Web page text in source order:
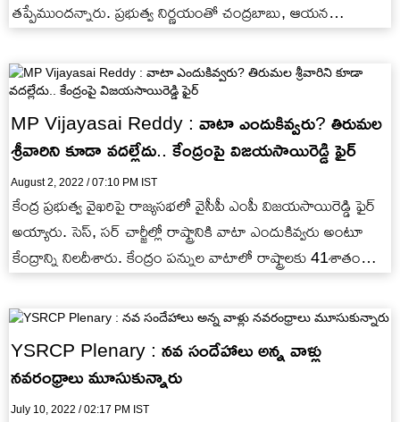
తప్పేముందన్నారు. ప్రభుత్వ నిర్ణయంతో చంద్రబాబు, ఆయన
MP Vijayasai Reddy : వాటా ఎందుకివ్వరు? తిరుమల
శ్రీవారిని కూడా వదల్లేదు.. కేంద్రంపై విజయసాయిరెడ్డి ఫైర్
August 2, 2022 / 07:10 PM IST
కేంద్ర ప్రభుత్వ వైఖరిపై రాజ్యసభలో వైసీపీ ఎంపీ విజయసాయిరెడ్డి ఫైర్
అయ్యారు. సెస్, సర్ చార్జీల్లో రాష్ట్రానికి వాటా ఎందుకివ్వరు అంటూ
కేంద్రాన్ని నిలదీశారు. కేంద్రం పన్నుల వాటాలో రాష్ట్రాలకు 41శాతం
YSRCP Plenary : నవ సందేహాలు అన్న వాళ్లు
నవరంధ్రాలు మూసుకున్నారు
July 10, 2022 / 02:17 PM IST